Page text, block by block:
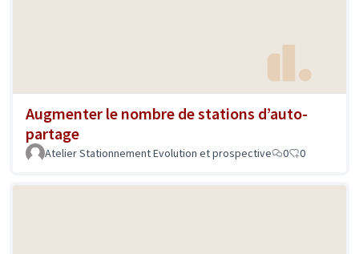
Augmenter le nombre de stations d’auto-
partage
Atelier Stationnement Evolution et prospective 0 0